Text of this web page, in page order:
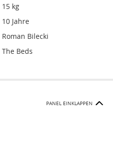
15 kg
10 Jahre
Roman Bilecki
The Beds
PANEL EINKLAPPEN